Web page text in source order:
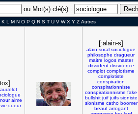
ou Mot(s) clé(s) :
K L M N O P Q R S T U V W X Y Z Autres
aime
coeur
[:alain-s]
alain soral sociologue
philosophe dragueur
maitre logos master
dissident dissidence
complot complotisme
complotiste
conspiration
conspirationniste
conspirationnisme fake
bullshit juif juifs sioniste
sionisme catho boomer
beauf arrogant